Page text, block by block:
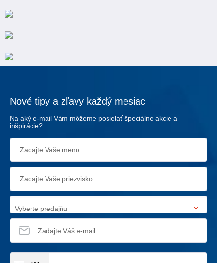
Nové tipy a zľavy každý mesiac
Na aký e-mail Vám môžeme posielať špeciálne akcie a
inšpirácie?
Vyberte predajňu